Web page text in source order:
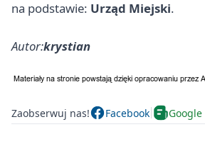
na podstawie: Urząd Miejski.
Autor:krystian
Zaobserwuj nas! Facebook Google